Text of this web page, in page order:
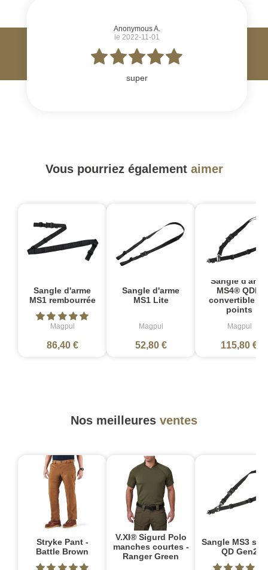
Anonymous A.
le 2022-11-01
super
Vous pourriez également aimer
Sangle d'arme
MS1 rembourrée
Magpul
86,40 €
Sangle d'arme
MS1 Lite
Magpul
52,80 €
Sangle d'arme
MS4® QDM
convertible 1-
points
Magpul
115,80 €
Nos meilleures ventes
Stryke Pant -
Battle Brown
V.XI® Sigurd Polo
manches courtes -
Ranger Green
Sangle MS3
QD Gen2